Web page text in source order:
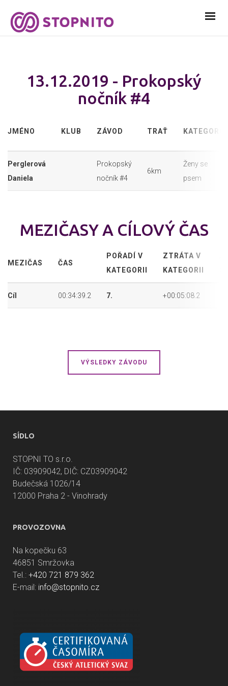
13.12.2019 - Prokopský
nočník #4
JMÉNO KLUB ZÁVOD TRAŤ KATEGORIE
Perglerová
Daniela
Prokopský
nočník #4
6km
Ženy se
psem
MEZIČASY A CÍLOVÝ ČAS
MEZIČAS ČAS
POŘADÍ V
KATEGORII
ZTRÁTA V
KATEGORII
Cíl 00:34:39.2 7. +00:05:08.2
VÝSLEDKY ZÁVODU
SÍDLO
STOPNI TO s.r.o.
IČ: 03909042, DIČ: CZ03909042
Budečská 1026/14
12000 Praha 2 - Vinohrady
PROVOZOVNA
Na kopečku 63
46851 Smržovka
Tel.: +420 721 879 362
E-mail: info@stopnito.cz